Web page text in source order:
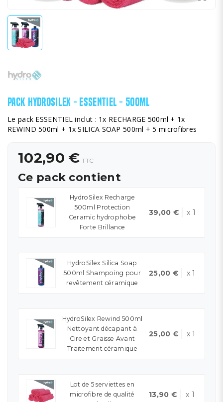
PACK HYDROSILEX - ESSENTIEL - 500ML
Le pack ESSENTIEL inclut : 1x RECHARGE 500ml + 1x
REWIND 500ml + 1x SILICA SOAP 500ml + 5 microfibres
102,90 € TTC
Ce pack contient
HydroSilex Recharge
500ml Protection
Ceramic hydrophobe
Forte Brillance
39,00 € x 1
HydroSilex Silica Soap
500ml Shampoing pour
revêtement céramique
25,00 € x 1
HydroSilex Rewind 500ml
Nettoyant décapant à
Cire et Graisse Avant
Traitement céramique
25,00 € x 1
Lot de 5 serviettes en
microfibre de qualité
13,90 € x 1